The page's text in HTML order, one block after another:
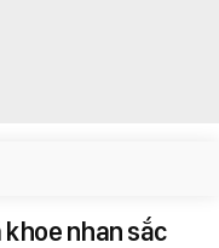
nhan sắc